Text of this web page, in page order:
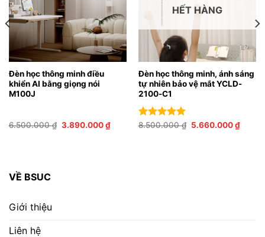
Đèn học thông minh điều
khiển AI bằng giọng nói
M100J
6.500.000₫ Giá
3.890.000₫Giá
hiện
HẾT HÀNG
Đèn học thông minh, ánh sáng
tự nhiên bảo vệ mắt YCLD-
2100-C1
Được xếp
8.500.000₫ Giá
5.660.000₫Giá
hiện
VỀ BSUC
Giới thiệu
Liên hệ